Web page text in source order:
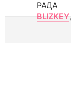
РАДА
BLIZKEY,